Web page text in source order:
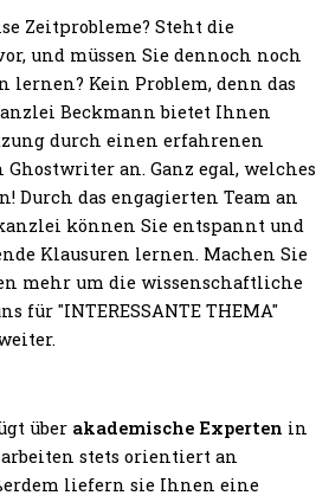
Zeitprobleme? Steht die
und müssen Sie dennoch noch
lernen? Kein Problem, denn das
Beckmann bietet Ihnen
durch einen erfahrenen
an. Ganz egal, welches
Durch das engagierten Team an
können Sie entspannt und
Klausuren lernen. Machen Sie
mehr um die wissenschaftliche
für "INTERESSANTE THEMA"
über akademische Experten in
stets orientiert an
liefern sie Ihnen eine